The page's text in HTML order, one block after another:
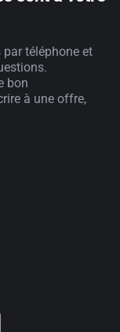
téléphone et
bon
à une offre,